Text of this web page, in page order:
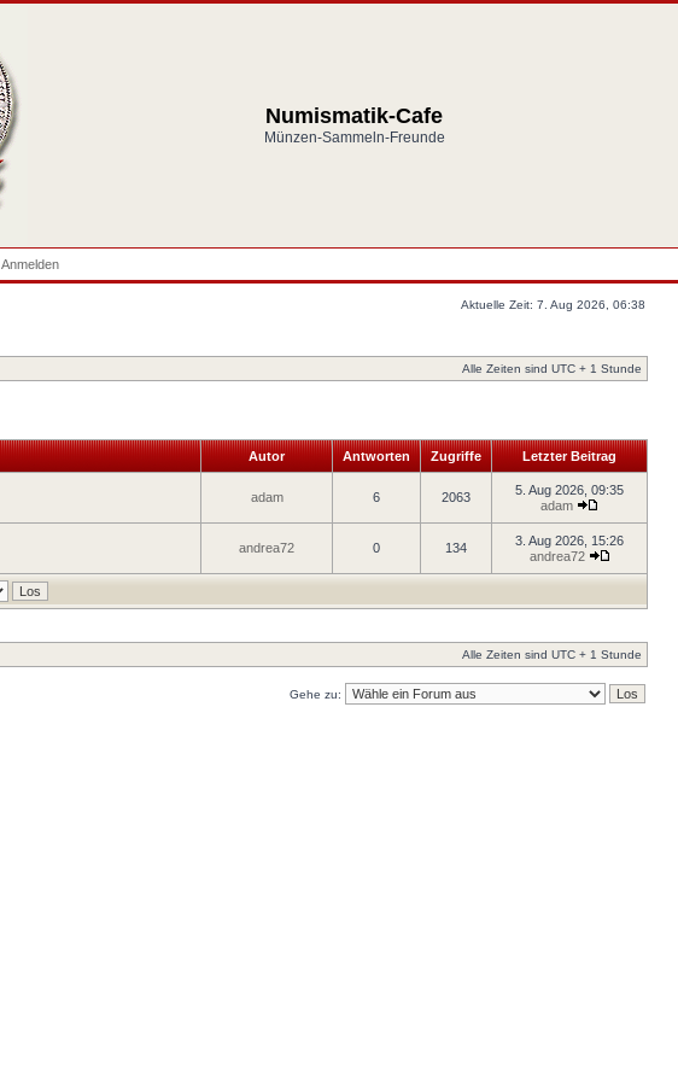
Numismatik-Cafe
Münzen-Sammeln-Freunde
Anmelden
Aktuelle Zeit: 7. Aug 2026, 06:38
Alle Zeiten sind UTC + 1 Stunde
Autor Antworten Zugriffe Letzter Beitrag
adam 6 2063
5. Aug 2026, 09:35
adam
andrea72 0 134
3. Aug 2026, 15:26
andrea72
Alle Zeiten sind UTC + 1 Stunde
Gehe zu: